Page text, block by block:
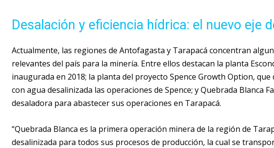
Desalación y eficiencia hídrica: el nuevo eje
Actualmente, las regiones de Antofagasta y Tarapacá concentran
relevantes del país para la minería. Entre ellos destacan la planta
inaugurada en 2018; la planta del proyecto Spence Growth Option,
con agua desalinizada las operaciones de Spence; y Quebrada Blanca
desaladora para abastecer sus operaciones en Tarapacá.
“Quebrada Blanca es la primera operación minera de la región de
desalinizada para todos sus procesos de producción, la cual se